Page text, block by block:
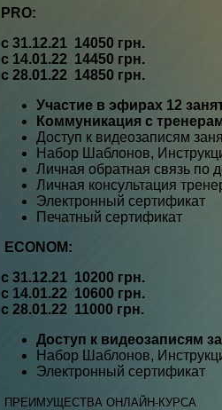
PRO:
с 31.12.21 14050 грн.
с 14.01.22 14450 грн.
с 28.01.22 14850 грн.
Участие в эфирах 12
Коммуникация с
Доступ к видеозаписям
Набор Шаблонов,
Личная обратная связь по
Личная консультация
Электронный сертификат
Печатный сертификат
ECONOM:
с 31.12.21 10200 грн.
с 14.01.22 10600 грн.
с 28.01.22 11000 грн.
Доступ к видеозаписям
Набор Шаблонов,
Электронный сертификат
ПРЕИМУЩЕСТВА ОНЛАЙН-КУРСА